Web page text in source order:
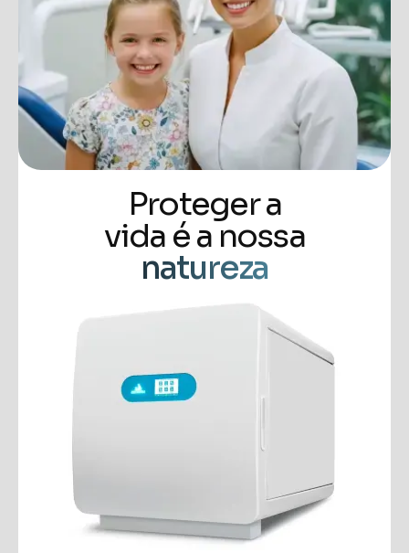
Proteger a
vida é a nossa
natureza